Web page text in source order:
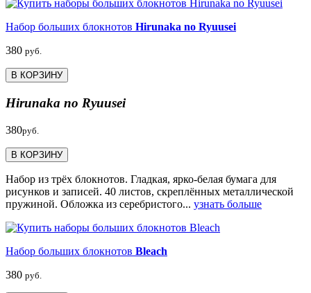
Набор больших блокнотов Hirunaka no Ryuusei
380 руб.
В КОРЗИНУ
Hirunaka no Ryuusei
380руб.
В КОРЗИНУ
Набор из трёх блокнотов. Гладкая, ярко-белая бумага для
рисунков и записей. 40 листов, скреплённых металлической
пружиной. Обложка из серебристого... узнать больше
Набор больших блокнотов Bleach
380 руб.